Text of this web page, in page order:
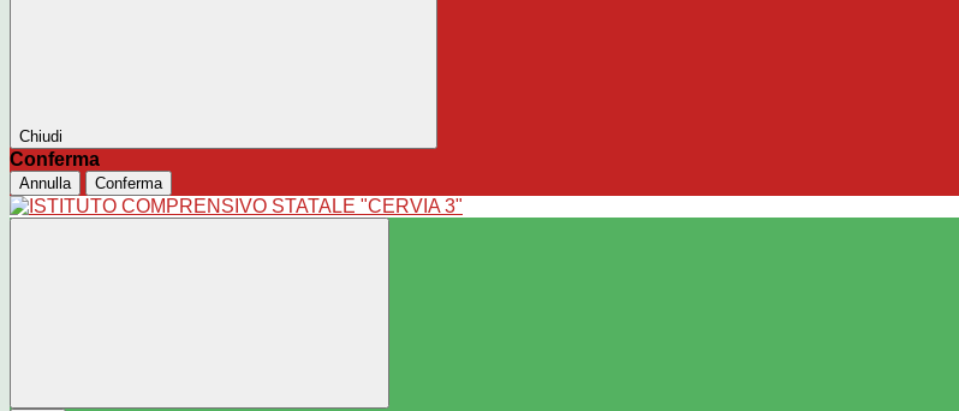
Chiudi
Conferma
Annulla Conferma